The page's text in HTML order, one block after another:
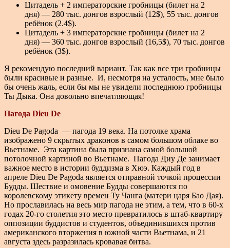
Цитадель + 2 императорские гробницы (билет на 2
дня) — 280 тыс. донгов взрослый (12$), 55 тыс. донгов
ребёнок (2.4$).
Цитадель + 3 императорские гробницы (билет на 2
дня) — 360 тыс. донгов взрослый (16,5$), 70 тыс. донгов
ребёнок (3$).
Я рекомендую последний вариант. Так как все три гробницы
были красивые и разные. И, несмотря на усталость, мне было
бы очень жаль, если бы мы не увидели последнюю гробницы
Ты Дыка. Она довольно впечатляющая!
Пагода Dieu De
Dieu De Pagoda — пагода 19 века. На потолке храма
изображено 9 скрытых драконов в самом большом облаке во
Вьетнаме. Эта картина была признана самой большой
потолочной картиной во Вьетнаме. Пагода Диу Де занимает
важное место в истории буддизма в Хюэ. Каждый год в
апреле Dieu De Pagoda является отправной точкой процессии
Будды. Шествие и омовение Будды совершаются по
королевскому этикету времен Ту Чанга (матери царя Бао Дая).
Но прославилась на весь мир пагода не этим, а тем, что в 60-х
годах 20-го столетия это место превратилось в штаб-квартиру
оппозиции буддистов и студентов, объединившихся против
американского вторжения в южной части Вьетнама, и 21
августа здесь разразилась кровавая битва.